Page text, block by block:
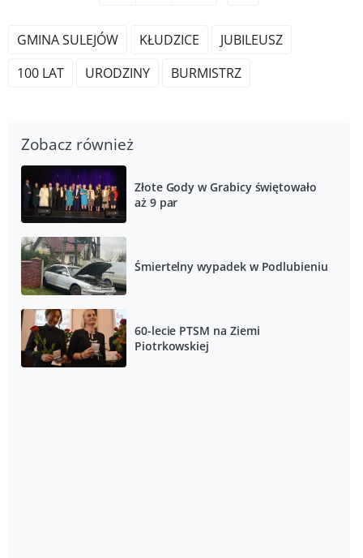
GMINA SULEJÓW KŁUDZICE
JUBILEUSZ
100 LAT
URODZINY BURMISTRZ
Zobacz również
Złote Gody w Grabicy świętowało
aż 9 par
Śmiertelny wypadek w Podlubieniu
60-lecie PTSM na Ziemi
Piotrkowskiej